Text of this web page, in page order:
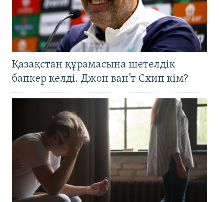
Қазақстан құрамасына шетелдік
бапкер келді. Джон ван’т Схип кім?